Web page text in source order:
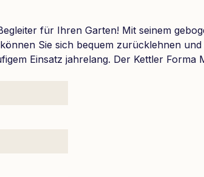
für Ihren Garten! Mit seinem
Sie sich bequem zurücklehnen
Einsatz jahrelang. Der Kettler